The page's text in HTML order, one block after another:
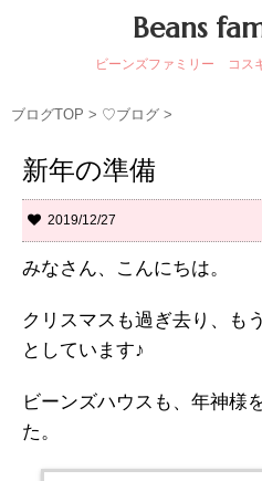
Beans
ビーンズファミリー コス
ブログTOP > ♡ブログ >
新年の準備
2019/12/27
みなさん、こんにちは。
クリスマスも過ぎ去り、も
としています♪
ビーンズハウスも、年神様
た。